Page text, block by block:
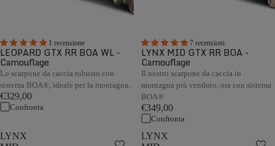
1 recensione
LEOPARD GTX RR BOA WL -
Camouflage
Lo scarpone da caccia robusto con
sistema BOA®, ideale per la montagna.
€329,00
Confronta
7 recensioni
LYNX MID GTX RR BOA -
Camouflage
Il nostro scarpone da caccia in
montagna più venduto, ora con sistema
BOA®
€349,00
Confronta
LYNX
LYNX